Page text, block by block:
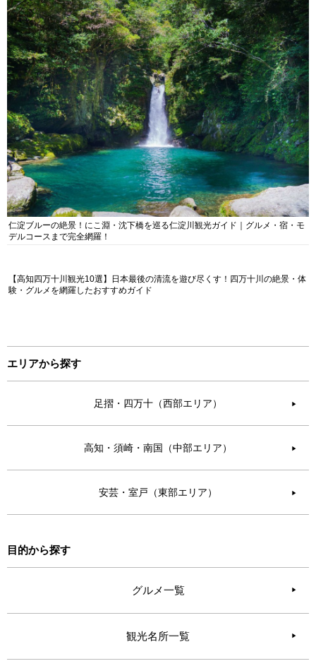
仁淀ブルーの絶景！にこ淵・沈下橋を巡る仁淀川観光ガイド｜グルメ・宿・モ
デルコースまで完全網羅！
【高知四万十川観光10選】日本最後の清流を遊び尽くす！四万十川の絶景・体
験・グルメを網羅したおすすめガイド
エリアから探す
足摺・四万十（西部エリア） ▶︎
高知・須崎・南国（中部エリア） ▶︎
安芸・室戸（東部エリア） ▶︎
目的から探す
グルメ一覧
観光名所一覧